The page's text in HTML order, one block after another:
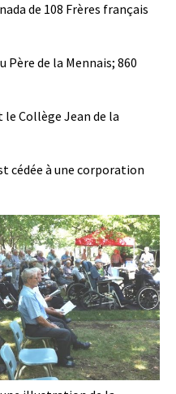
de 108 Frères français
de la Mennais; 860
Collège Jean de la
cédée à une corporation